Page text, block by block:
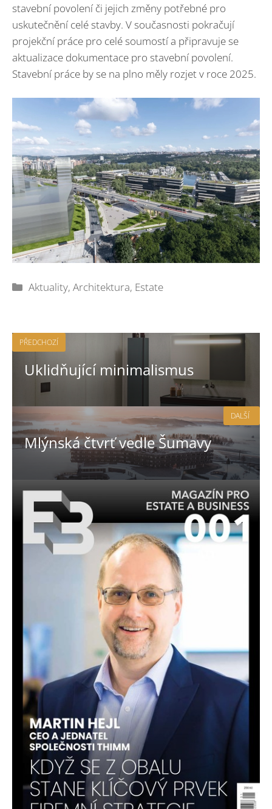
stavební povolení či jejich změny potřebné pro
uskutečnění celé stavby. V současnosti pokračují
projekční práce pro celé soumostí a připravuje se
aktualizace dokumentace pro stavební povolení.
Stavební práce by se na plno měly rozjet v roce 2025.
Rubriky
Aktuality,Architektura, Estate
PŘEDCHOZÍ
Uklidňující minimalismus
Mlýnská čtvrť vedle Šumavy
DALŠÍ